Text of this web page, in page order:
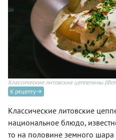
Классические литовские цеппелины
К рецепту
Классические литовские
национальное блюдо,
то на половине земного